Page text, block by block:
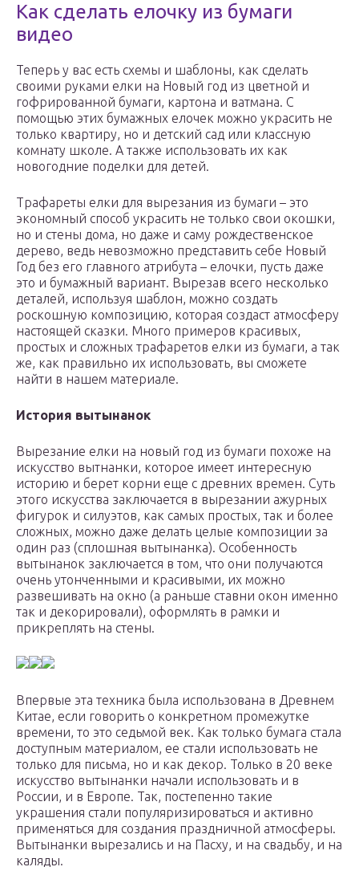
Как сделать елочку из бумаги
видео
Теперь у вас есть схемы и шаблоны, как сделать
своими руками елки на Новый год из цветной и
гофрированной бумаги, картона и ватмана. С
помощью этих бумажных елочек можно украсить не
только квартиру, но и детский сад или классную
комнату школе. А также использовать их как
новогодние поделки для детей.
Трафареты елки для вырезания из бумаги – это
экономный способ украсить не только свои окошки,
но и стены дома, но даже и саму рождественское
дерево, ведь невозможно представить себе Новый
Год без его главного атрибута – елочки, пусть даже
это и бумажный вариант. Вырезав всего несколько
деталей, используя шаблон, можно создать
роскошную композицию, которая создаст атмосферу
настоящей сказки. Много примеров красивых,
простых и сложных трафаретов елки из бумаги, а так
же, как правильно их использовать, вы сможете
найти в нашем материале.
История вытынанок
Вырезание елки на новый год из бумаги похоже на
искусство вытнанки, которое имеет интересную
историю и берет корни еще с древних времен. Суть
этого искусства заключается в вырезании ажурных
фигурок и силуэтов, как самых простых, так и более
сложных, можно даже делать целые композиции за
один раз (сплошная вытынанка). Особенность
вытынанок заключается в том, что они получаются
очень утонченными и красивыми, их можно
развешивать на окно (а раньше ставни окон именно
так и декорировали), оформлять в рамки и
прикреплять на стены.
Впервые эта техника была использована в Древнем
Китае, если говорить о конкретном промежутке
времени, то это седьмой век. Как только бумага стала
доступным материалом, ее стали использовать не
только для письма, но и как декор. Только в 20 веке
искусство вытынанки начали использовать и в
России, и в Европе. Так, постепенно такие
украшения стали популяризироваться и активно
применяться для создания праздничной атмосферы.
Вытынанки вырезались и на Пасху, и на свадьбу, и на
каляды.